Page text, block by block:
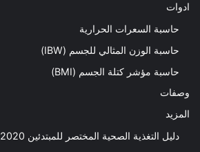
ادوات
حاسبة السعرات الحرارية
حاسبة الوزن المثالي للجسم (IBW)
حاسبة مؤشر كتلة الجسم (BMI)
وصفات
المزيد
دليل التغذية الصحية المختصر للمبتدئين 2020​